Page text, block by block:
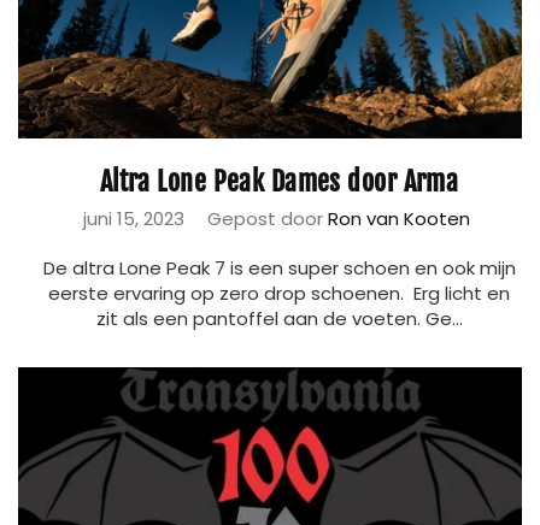
Altra Lone Peak Dames door Arma
juni 15, 2023 Gepost doorRon van Kooten
De altra Lone Peak 7 is een super schoen en ook mijn
eerste ervaring op zero drop schoenen. Erg licht en
zit als een pantoffel aan de voeten. Ge...